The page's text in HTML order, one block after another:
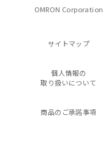
OMRON Corporation
サイトマップ
個人情報の
取り扱いについて
商品のご承諾事項